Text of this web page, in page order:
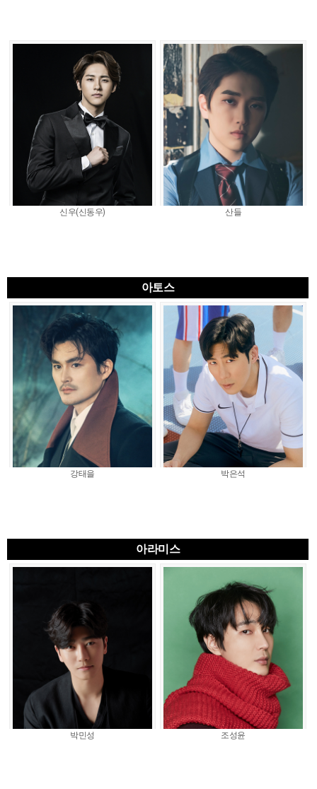
신우(신동우) 산들
아토스
강태을 박은석
아라미스
박민성 조성윤